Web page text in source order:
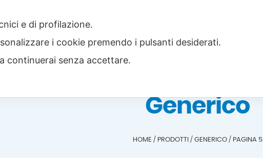
Generico
HOME / PRODOTTI / GENERICO/ PAGINA 5
e di profilazione.
i cookie premendo i pulsanti desiderati.
continuerai senza accettare.